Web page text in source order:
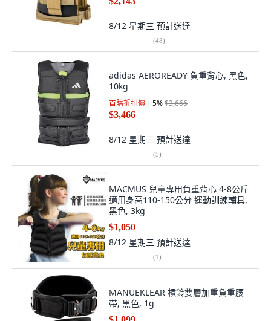
8/12 星期三 預計送達
(48)
adidas AEROREADY 負重背心, 黑色,
10kg
首購折扣價 5%$3,666
$3,466
8/12 星期三 預計送達
(5)
MACMUS 兒童專用負重背心 4-8公斤
適用身高110-150公分 運動訓練輔具,
黑色, 3kg
$1,050
8/12 星期三 預計送達
(1)
MANUEKLEAR 槓鈴雙層加重負重腰
帶, 黑色, 1g